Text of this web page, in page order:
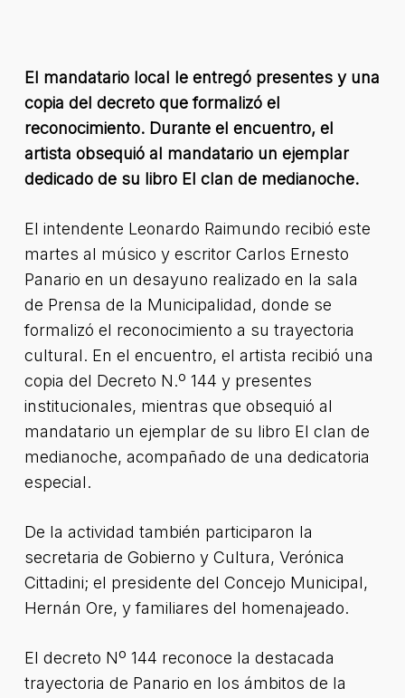
El mandatario local le entregó presentes y una
copia del decreto que formalizó el
reconocimiento. Durante el encuentro, el
artista obsequió al mandatario un ejemplar
dedicado de su libro El clan de medianoche.
El intendente Leonardo Raimundo recibió este
martes al músico y escritor Carlos Ernesto
Panario en un desayuno realizado en la sala
de Prensa de la Municipalidad, donde se
formalizó el reconocimiento a su trayectoria
cultural. En el encuentro, el artista recibió una
copia del Decreto N.º 144 y presentes
institucionales, mientras que obsequió al
mandatario un ejemplar de su libro El clan de
medianoche, acompañado de una dedicatoria
especial.
De la actividad también participaron la
secretaria de Gobierno y Cultura, Verónica
Cittadini; el presidente del Concejo Municipal,
Hernán Ore, y familiares del homenajeado.
El decreto Nº 144 reconoce la destacada
trayectoria de Panario en los ámbitos de la